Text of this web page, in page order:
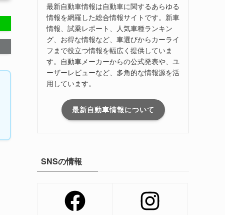
最新自動車情報は自動車に関するあらゆる
情報を網羅した総合情報サイトです。新車
情報、試乗レポート、人気車種ランキン
グ、お得な情報など、車選びからカーライ
フまで役立つ情報を幅広く提供していま
す。自動車メーカーからの公式発表や、ユ
ーザーレビューなど、多角的な情報源を活
用しています。
最新自動車情報について
SNSの情報